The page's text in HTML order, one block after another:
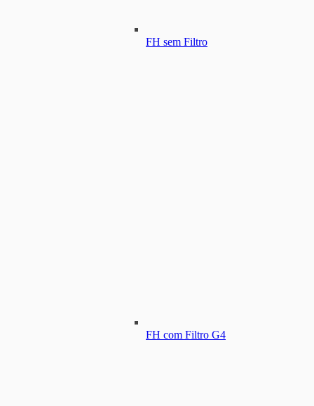
FH sem Filtro
FH com Filtro G4